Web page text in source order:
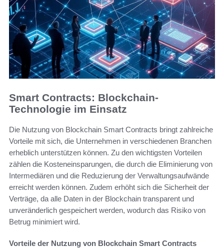
Smart Contracts: Blockchain-
Technologie im Einsatz
Die Nutzung von Blockchain Smart Contracts bringt zahlreiche
Vorteile mit sich, die Unternehmen in verschiedenen Branchen
erheblich unterstützen können. Zu den wichtigsten Vorteilen
zählen die Kosteneinsparungen, die durch die Eliminierung von
Intermediären und die Reduzierung der Verwaltungsaufwände
erreicht werden können. Zudem erhöht sich die Sicherheit der
Verträge, da alle Daten in der Blockchain transparent und
unveränderlich gespeichert werden, wodurch das Risiko von
Betrug minimiert wird.
Vorteile der Nutzung von Blockchain Smart Contracts